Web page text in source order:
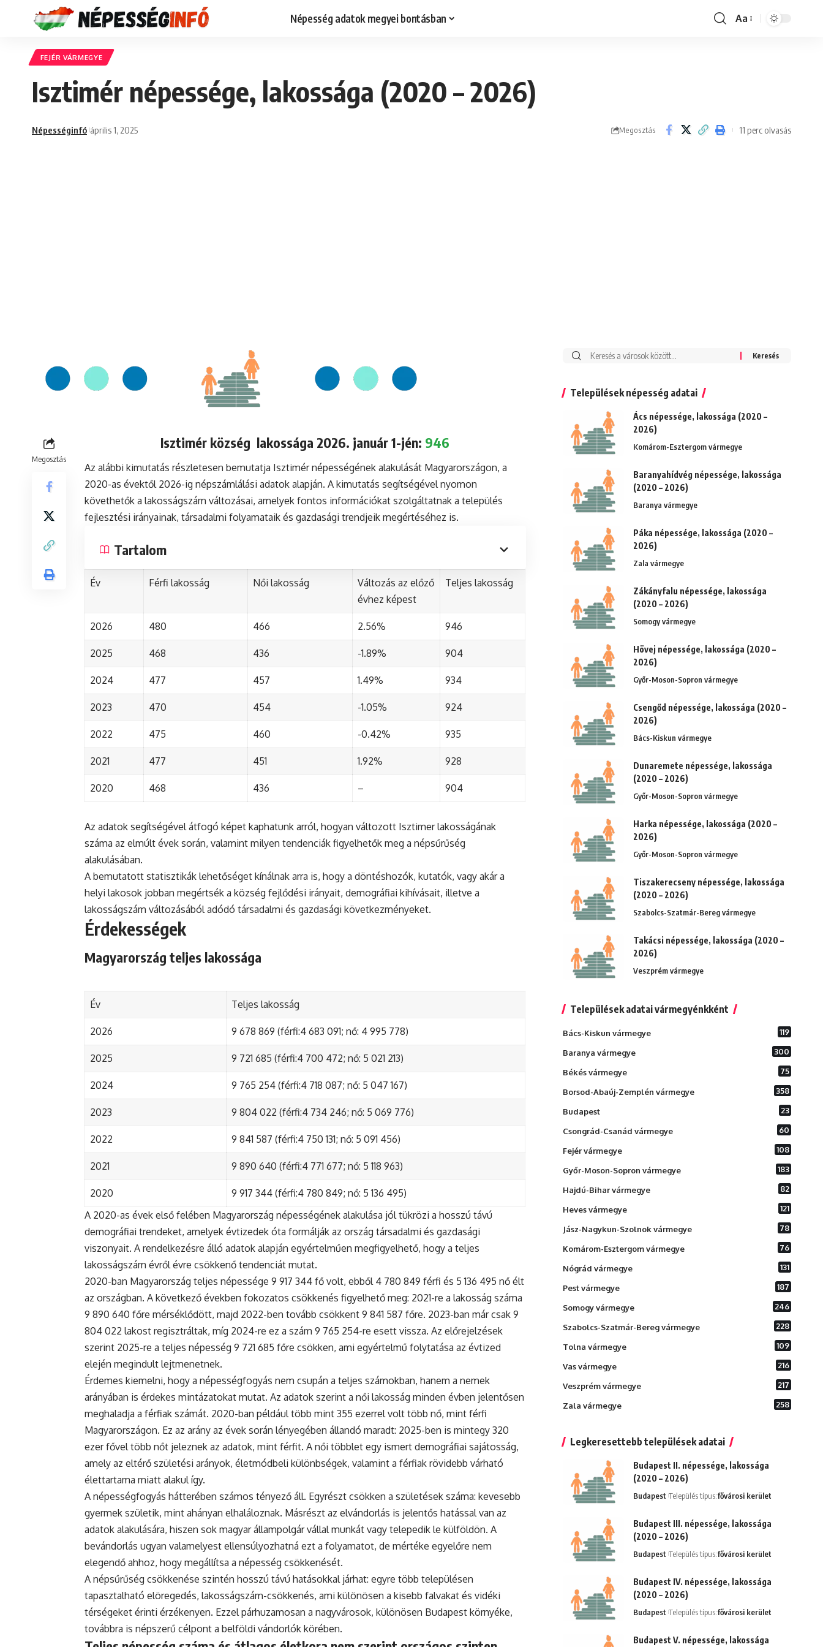
Népesség adatok megyei bontásban
Font
Aa
FEJÉR VÁRMEGYE
Isztimér népessége, lakossága (2020 – 2026)
Népességinfó április 1, 2025 Megosztás 11 perc olvasás
Megosztás
Isztimér község lakossága 2026. január 1-jén: 946
Az alábbi kimutatás részletesen bemutatja Isztimér népességének alakulását Magyarországon, a
2020-as évektől 2026-ig népszámlálási adatok alapján. A kimutatás segítségével nyomon
követhetők a lakosságszám változásai, amelyek fontos információkat szolgáltatnak a település
fejlesztési irányainak, társadalmi folyamataik és gazdasági trendjeik megértéséhez is.
Tartalom
Év Férfi lakosság Női lakosság
Változás az előző
évhez képest
Teljes lakosság
2026 480 466 2.56% 946
2025 468 436 -1.89% 904
2024 477 457 1.49% 934
2023 470 454 -1.05% 924
2022 475 460 -0.42% 935
2021 477 451 1.92% 928
2020 468 436 – 904
Az adatok segítségével átfogó képet kaphatunk arról, hogyan változott Isztimer lakosságának
száma az elmúlt évek során, valamint milyen tendenciák figyelhetők meg a népsűrűség
alakulásában.
A bemutatott statisztikák lehetőséget kínálnak arra is, hogy a döntéshozók, kutatók, vagy akár a
helyi lakosok jobban megértsék a község fejlődési irányait, demográfiai kihívásait, illetve a
lakosságszám változásából adódó társadalmi és gazdasági következményeket.
Érdekességek
Magyarország teljes lakossága
Év Teljes lakosság
2026 9 678 869 (férfi:4 683 091; nő: 4 995 778)
2025 9 721 685 (férfi:4 700 472; nő: 5 021 213)
2024 9 765 254 (férfi:4 718 087; nő: 5 047 167)
2023 9 804 022 (férfi:4 734 246; nő: 5 069 776)
2022 9 841 587 (férfi:4 750 131; nő: 5 091 456)
2021 9 890 640 (férfi:4 771 677; nő: 5 118 963)
2020
9 917 344 (férfi:4 780 849; nő: 5 136 495)
A 2020-as évek első felében Magyarország népességének alakulása jól tükrözi a hosszú távú
demográfiai trendeket, amelyek évtizedek óta formálják az ország társadalmi és gazdasági
viszonyait. A rendelkezésre álló adatok alapján egyértelműen megfigyelhető, hogy a teljes
lakosságszám évről évre csökkenő tendenciát mutat.
2020-ban Magyarország teljes népessége 9 917 344 fő volt, ebből 4 780 849 férfi és 5 136 495 nő élt
az országban. A következő években fokozatos csökkenés figyelhető meg: 2021-re a lakosság száma
9 890 640 főre mérséklődött, majd 2022-ben tovább csökkent 9 841 587 főre. 2023-ban már csak 9
804 022 lakost regisztráltak, míg 2024-re ez a szám 9 765 254-re esett vissza. Az előrejelzések
szerint 2025-re a teljes népesség 9 721 685 főre csökken, ami egyértelmű folytatása az évtized
elején megindult lejtmenetnek.
Érdemes kiemelni, hogy a népességfogyás nem csupán a teljes számokban, hanem a nemek
arányában is érdekes mintázatokat mutat. Az adatok szerint a női lakosság minden évben jelentősen
meghaladja a férfiak számát. 2020-ban például több mint 355 ezerrel volt több nő, mint férfi
Magyarországon. Ez az arány az évek során lényegében állandó maradt: 2025-ben is mintegy 320
ezer fővel több nőt jeleznek az adatok, mint férfit. A női többlet egy ismert demográfiai sajátosság,
amely az eltérő születési arányok, életmódbeli különbségek, valamint a férfiak rövidebb várható
élettartama miatt alakul így.
A népességfogyás hátterében számos tényező áll. Egyrészt csökken a születések száma: kevesebb
gyermek születik, mint ahányan elhaláloznak. Másrészt az elvándorlás is jelentős hatással van az
adatok alakulására, hiszen sok magyar állampolgár vállal munkát vagy telepedik le külföldön. A
bevándorlás ugyan valamelyest ellensúlyozhatná ezt a folyamatot, de mértéke egyelőre nem
elegendő ahhoz, hogy megállítsa a népesség csökkenését.
A népsűrűség csökkenése szintén hosszú távú hatásokkal járhat: egyre több településen
tapasztalható elöregedés, lakosságszám-csökkenés, ami különösen a kisebb falvakat és vidéki
térségeket érinti érzékenyen. Ezzel párhuzamosan a nagyvárosok, különösen Budapest környéke,
továbbra is népszerű célpont a belföldi vándorlók körében.
Keresés:
Települések népesség adatai
Ács népessége, lakossága (2020 –
2026)
Komárom-Esztergom vármegye
Baranyahídvég népessége, lakossága
(2020 – 2026)
Baranya vármegye
Páka népessége, lakossága (2020 –
2026)
Zala vármegye
Zákányfalu népessége, lakossága
(2020 – 2026)
Somogy vármegye
Hövej népessége, lakossága (2020 –
2026)
Győr-Moson-Sopron vármegye
Csengőd népessége, lakossága (2020 –
2026)
Bács-Kiskun vármegye
Dunaremete népessége, lakossága
(2020 – 2026)
Győr-Moson-Sopron vármegye
Harka népessége, lakossága (2020 –
2026)
Győr-Moson-Sopron vármegye
Tiszakerecseny népessége, lakossága
(2020 – 2026)
Szabolcs-Szatmár-Bereg vármegye
Takácsi népessége, lakossága (2020 –
2026)
Veszprém vármegye
Települések adatai vármegyénkként
Bács-Kiskun vármegye 119
Baranya vármegye 300
Békés vármegye 75
Borsod-Abaúj-Zemplén vármegye 358
Budapest 23
Csongrád-Csanád vármegye 60
Fejér vármegye 108
Győr-Moson-Sopron vármegye 183
Hajdú-Bihar vármegye 82
Heves vármegye 121
Jász-Nagykun-Szolnok vármegye 78
Komárom-Esztergom vármegye 76
Nógrád vármegye 131
Pest vármegye 187
Somogy vármegye 246
Szabolcs-Szatmár-Bereg vármegye 228
Tolna vármegye 109
Vas vármegye 216
Veszprém vármegye 217
Zala vármegye 258
Legkeresettebb települések adatai
Budapest II. népessége, lakossága
(2020 – 2026)
Budapest Település típus:fővárosi kerület
Budapest III. népessége, lakossága
(2020 – 2026)
Budapest Település típus:fővárosi kerület
Budapest IV. népessége, lakossága
(2020 – 2026)
Budapest Település típus:fővárosi kerület
Budapest V. népessége, lakossága